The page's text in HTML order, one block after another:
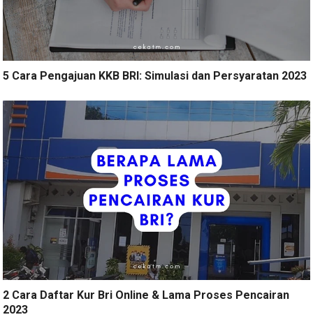
5 Cara Pengajuan KKB BRI: Simulasi dan Persyaratan 2023
2 Cara Daftar Kur Bri Online & Lama Proses Pencairan
2023